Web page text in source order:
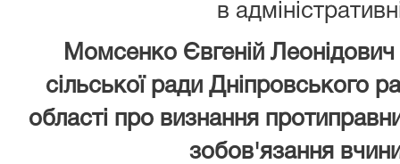
в
Момсенко Євгеній
сільської ради Дніпровського
області про визнання
зобов'язання